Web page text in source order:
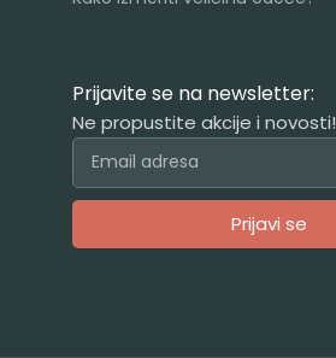
Prijavite se na newsletter:
Ne propustite akcije i novosti!
Prijavi se